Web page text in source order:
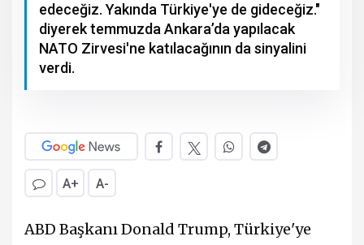
edeceğiz. Yakında Türkiye'ye de gideceğiz."
diyerek temmuzda Ankara’da yapılacak
NATO Zirvesi'ne katılacağının da sinyalini
verdi.
A+ A-
ABD Başkanı Donald Trump, Türkiye'ye